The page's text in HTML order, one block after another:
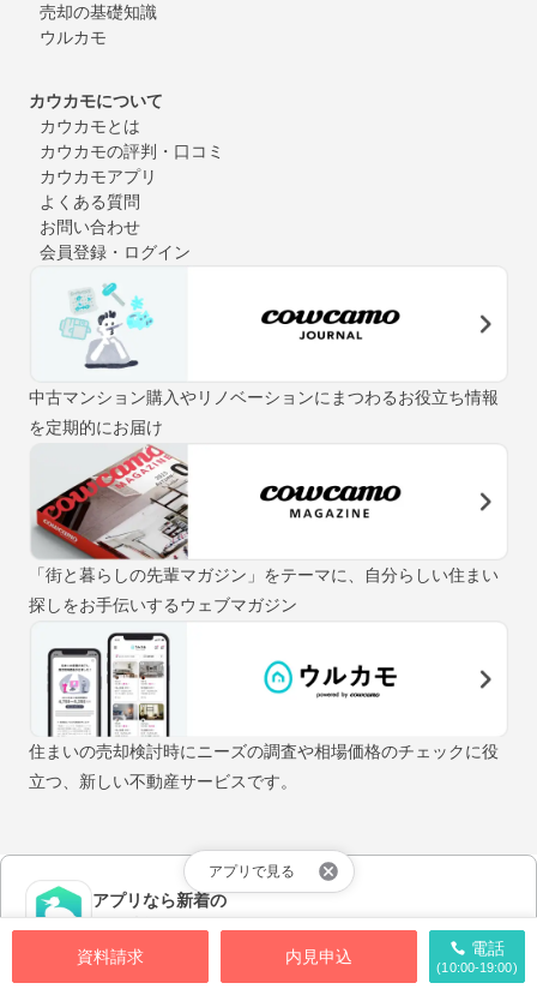
資料請求 内見申込 電話
(10:00-19:00)
アプリで見る
売却の基礎知識
ウルカモ
カウカモについて
カウカモとは
カウカモの評判・口コミ
カウカモアプリ
よくある質問
お問い合わせ
会員登録・ログイン
中古マンション購入やリノベーションにまつわるお役立ち情報
を定期的にお届け
「街と暮らしの先輩マガジン」をテーマに、自分らしい住まい
探しをお手伝いするウェブマガジン
住まいの売却検討時にニーズの調査や相場価格のチェックに役
立つ、新しい不動産サービスです。
アプリなら新着の
物件情報が早く届く！